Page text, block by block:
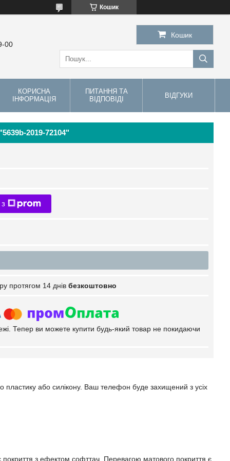
Кошик
00
Кошик
КОРИСНА
ІНФОРМАЦІЯ
ПИТАННЯ ТА
ВІДПОВІДІ
ВІДГУКИ
2019-72104"
протягом 14 днів безкоштовно
Тепер ви можете купити будь-який товар не покидаючи
пластику або силікону. Ваш телефон буде захищений з усіх
з ефектом софттач. Перевагою матового покриття є